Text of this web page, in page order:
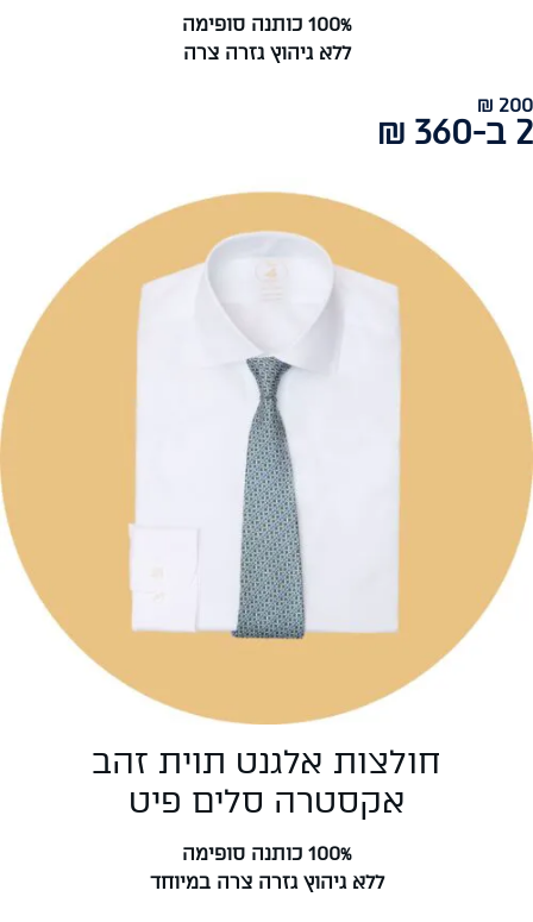
100% כותנה סופימה
ללא גיהוץ גזרה צרה
200 ₪
2 ב-360 ₪
חולצות אלגנט תוית זהב
אקסטרה סלים פיט
100% כותנה סופימה
ללא גיהוץ גזרה צרה במיוחד